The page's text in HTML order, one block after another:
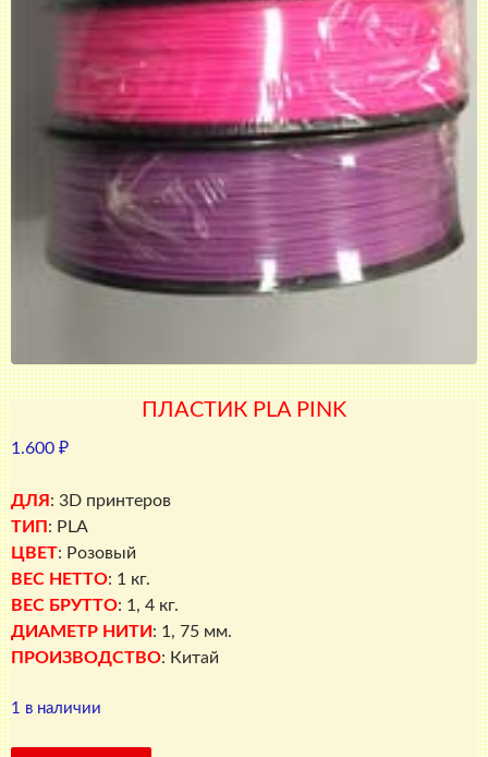
ПЛАСТИК PLA PINK
1.600 ₽
ДЛЯ : 3D принтеров
ТИП : PLA
ЦВЕТ: Розовый
ВЕС НЕТТО: 1 кг.
ВЕС БРУТТО: 1, 4 кг.
ДИАМЕТР НИТИ : 1, 75 мм.
ПРОИЗВОДСТВО: Китай
1 в наличии